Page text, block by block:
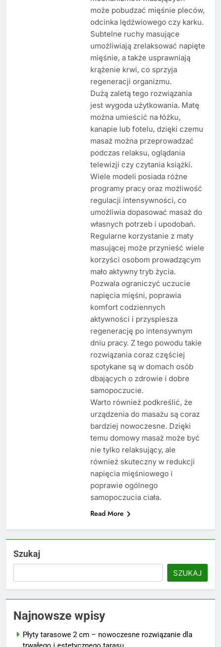
może pobudzać mięśnie pleców,
odcinka lędźwiowego czy karku.
Subtelne ruchy masujące
umożliwiają zrelaksować napięte
mięśnie, a także usprawniają
krążenie krwi, co sprzyja
regeneracji organizmu.
Dużą zaletą tego rozwiązania
jest wygoda użytkowania. Matę
można umieścić na łóżku,
kanapie lub fotelu, dzięki czemu
masaż można przeprowadzać
podczas relaksu, oglądania
telewizji czy czytania książki.
Wiele modeli posiada różne
programy pracy oraz możliwość
regulacji intensywności, co
umożliwia dopasować masaż do
własnych potrzeb i upodobań.
Regularne korzystanie z maty
masującej może przynieść wiele
korzyści osobom prowadzącym
mało aktywny tryb życia.
Pozwala ograniczyć uczucie
napięcia mięśni, poprawia
komfort codziennych
aktywności i przyspiesza
regenerację po intensywnym
dniu pracy. Z tego powodu takie
rozwiązania coraz częściej
spotykane są w domach osób
dbających o zdrowie i dobre
samopoczucie.
Warto również podkreślić, że
urządzenia do masażu są coraz
bardziej nowoczesne. Dzięki
temu domowy masaż może być
nie tylko relaksujący, ale
również skuteczny w redukcji
napięcia mięśniowego i
poprawie ogólnego
samopoczucia ciała.
Read More
Szukaj
SZUKAJ
Najnowsze wpisy
Płyty tarasowe 2 cm – nowoczesne rozwiązanie dla